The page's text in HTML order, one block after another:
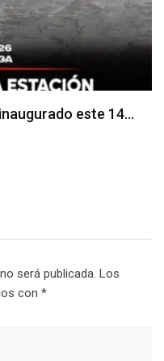
preocupación en
será publicada. Los
con *